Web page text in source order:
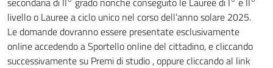
livello o Lauree a ciclo unico nel corso dell’anno solare 2025.
Le domande dovranno essere presentate esclusivamente
online accedendo a Sportello online del cittadino, e cliccando
successivamente su Premi di studio , oppure cliccando al link